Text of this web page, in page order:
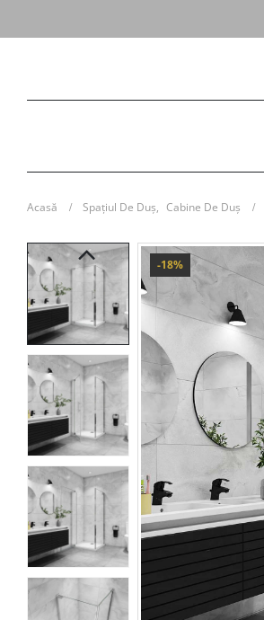
Acasă Spațiul De Duș, Cabine De Duș
-18%